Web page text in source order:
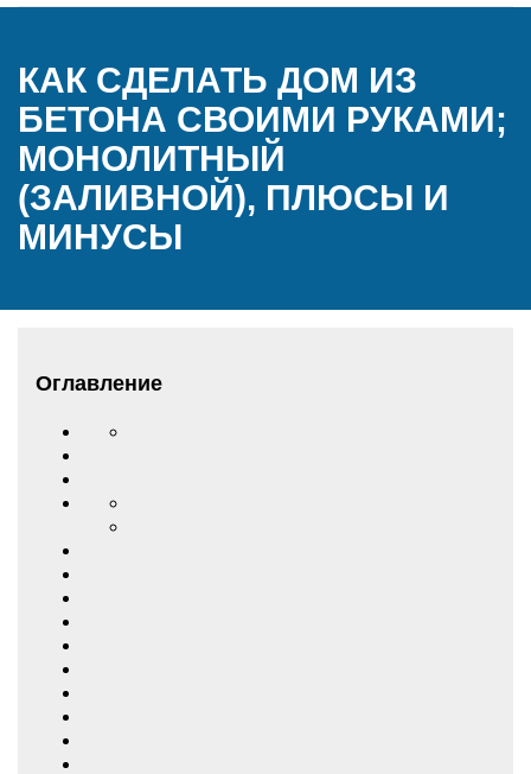
КАК СДЕЛАТЬ ДОМ ИЗ
БЕТОНА СВОИМИ РУКАМИ;
МОНОЛИТНЫЙ
(ЗАЛИВНОЙ), ПЛЮСЫ И
МИНУСЫ
Оглавление